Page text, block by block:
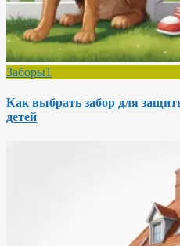
Заборы1
Как выбрать забор для
детей